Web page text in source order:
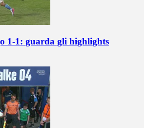
1-1: guarda gli highlights